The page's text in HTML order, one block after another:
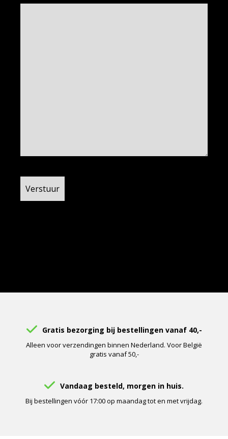
Gratis bezorging bij bestellingen vanaf 40,-
Alleen voor verzendingen binnen Nederland. Voor België
gratis vanaf 50,-
Vandaag besteld, morgen in huis.
Bij bestellingen vóór 17:00 op maandag tot en met vrijdag.